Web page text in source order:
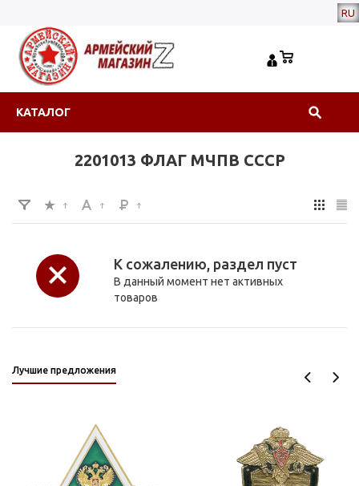
RU
КАТАЛОГ
2201013 ФЛАГ МЧПВ СССР
К сожалению, раздел пуст
В данный момент нет активных
товаров
Лучшие предложения